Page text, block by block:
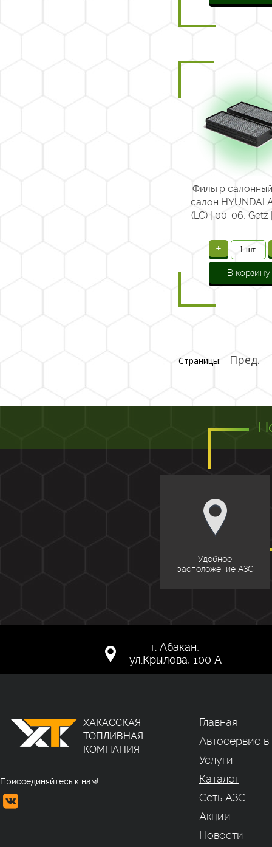
Фильтр
салон HYUNDAI
(LC) | 00-06, Getz
+
В корзину
Страницы: Пред.
Удобное
расположение АЗС
г. Абакан,
ул.Крылова, 100 А
ХАКАССКАЯ
ТОПЛИВНАЯ
КОМПАНИЯ
Присоединяйтесь к нам!
Главная
Автосервис
Услуги
Каталог
Сеть АЗС
Акции
Новости